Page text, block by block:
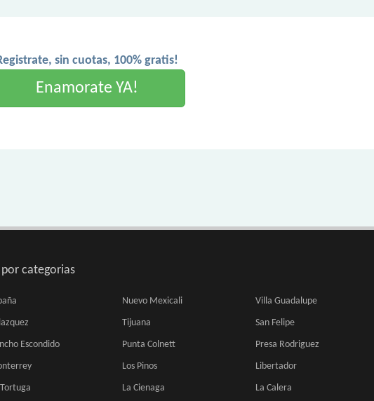
sin cuotas, 100% gratis!
Enamorate YA!
categorias
Nuevo Mexicali Villa Guadalupe
Tijuana San Felipe
Escondido Punta Colnett Presa Rodriguez
Los Pinos Libertador
La Cienaga La Calera